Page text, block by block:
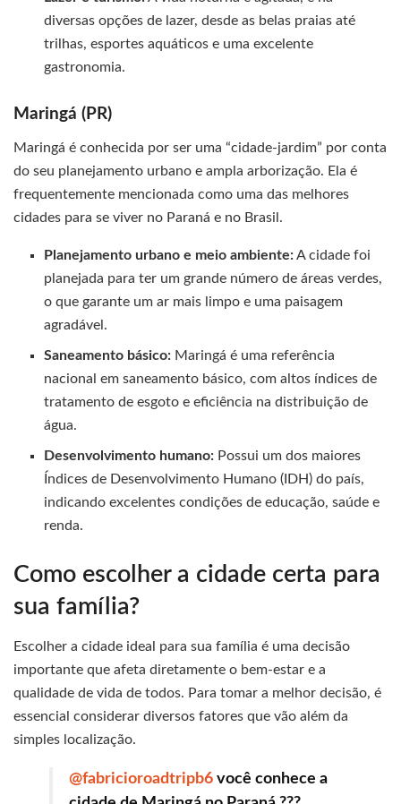
diversas opções de lazer, desde as belas praias até
trilhas, esportes aquáticos e uma excelente
gastronomia.
Maringá (PR)
Maringá é conhecida por ser uma “cidade-jardim” por conta
do seu planejamento urbano e ampla arborização. Ela é
frequentemente mencionada como uma das melhores
cidades para se viver no Paraná e no Brasil.
Planejamento urbano e meio ambiente:A cidade foi
planejada para ter um grande número de áreas verdes,
o que garante um ar mais limpo e uma paisagem
agradável.
Saneamento básico: Maringá é uma referência
nacional em saneamento básico, com altos índices de
tratamento de esgoto e eficiência na distribuição de
água.
Desenvolvimento humano: Possui um dos maiores
Índices de Desenvolvimento Humano (IDH) do país,
indicando excelentes condições de educação, saúde e
renda.
Como escolher a cidade certa para
sua família?
Escolher a cidade ideal para sua família é uma decisão
importante que afeta diretamente o bem-estar e a
qualidade de vida de todos. Para tomar a melhor decisão, é
essencial considerar diversos fatores que vão além da
simples localização.
@fabricioroadtripb6 você conhece a